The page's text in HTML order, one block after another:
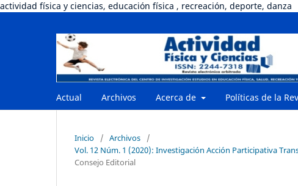
actividad física y ciencias, educación física , recreación, deporte, danza
Actual Archivos Acerca de Políticas de la
Inicio / Archivos
/
Vol. 12 Núm. 1 (2020): Investigación Acción Participativa
Consejo Editorial